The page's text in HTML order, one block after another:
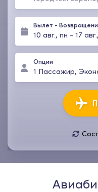
Вылет -
10 авг., пн - 17
Опции
1 Пассажир,